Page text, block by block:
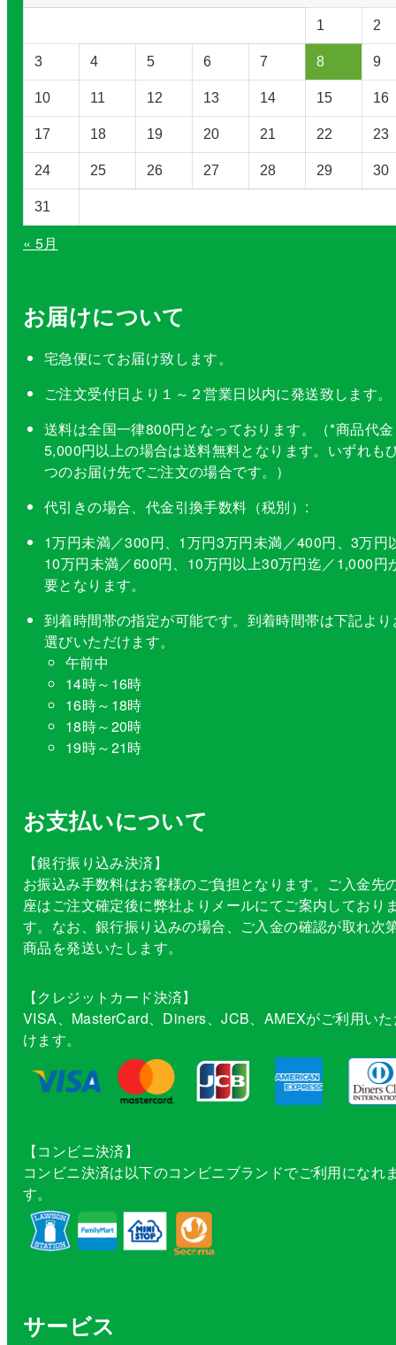
択
1 2
3 4 5 6 7 8 9
10 11 12 13 14 15 16
17 18 19 20 21 22 23
24 25 26 27 28 29 30
31
« 5月
お届けについて
宅急便にてお届け致します。
ご注文受付日より１～２営業日以内に発送致します。
送料は全国一律800円となっております。（*商品代金
5,000円以上の場合は送料無料となります。いずれも
つのお届け先でご注文の場合です。）
代引きの場合、代金引換手数料（税別）:
1万円未満／300円、1万円3万円未満／400円、3万円
10万円未満／600円、10万円以上30万円迄／1,000円
要となります。
到着時間帯の指定が可能です。到着時間帯は下記より
選びいただけます。
午前中
14時～16時
16時～18時
18時～20時
19時～21時
お支払いについて
【銀行振り込み決済】
お振込み手数料はお客様のご負担となります。ご入金先
座はご注文確定後に弊社よりメールにてご案内しており
す。なお、銀行振り込みの場合、ご入金の確認が取れ次
商品を発送いたします。
【クレジットカード決済】
VISA、MasterCard、Diners、JCB、AMEXがご利用い
けます。
【コンビニ決済】
コンビニ決済は以下のコンビニブランドでご利用になれ
す。
サービス